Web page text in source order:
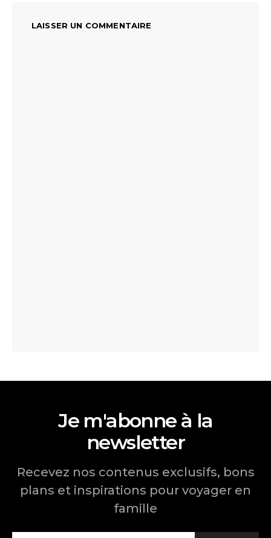
LAISSER UN COMMENTAIRE
Je m'abonne à la
newsletter
Recevez nos contenus exclusifs, bons
plans et inspirations pour voyager en
famille